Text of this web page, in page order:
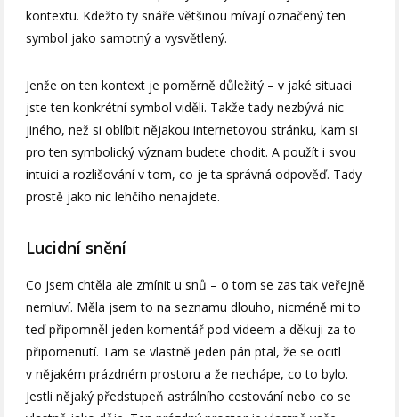
kontextu. Kdežto ty snáře většinou mívají označený ten
symbol jako samotný a vysvětlený.
Jenže on ten kontext je poměrně důležitý – v jaké situaci
jste ten konkrétní symbol viděli. Takže tady nezbývá nic
jiného, než si oblíbit nějakou internetovou stránku, kam si
pro ten symbolický význam budete chodit. A použít i svou
intuici a rozlišování v tom, co je ta správná odpověď. Tady
prostě jako nic lehčího nenajdete.
Lucidní snění
Co jsem chtěla ale zmínit u snů – o tom se zas tak veřejně
nemluví. Měla jsem to na seznamu dlouho, nicméně mi to
teď připomněl jeden komentář pod videem a děkuji za to
připomenutí. Tam se vlastně jeden pán ptal, že se ocitl
v nějakém prázdném prostoru a že nechápe, co to bylo.
Jestli nějaký předstupeň astrálního cestování nebo co se